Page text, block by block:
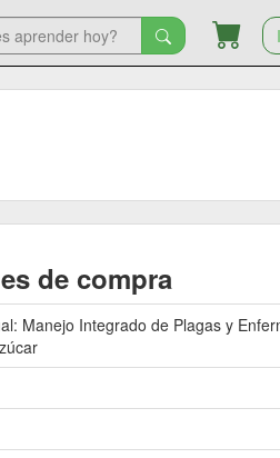
de compra
Manejo Integrado de Plagas y